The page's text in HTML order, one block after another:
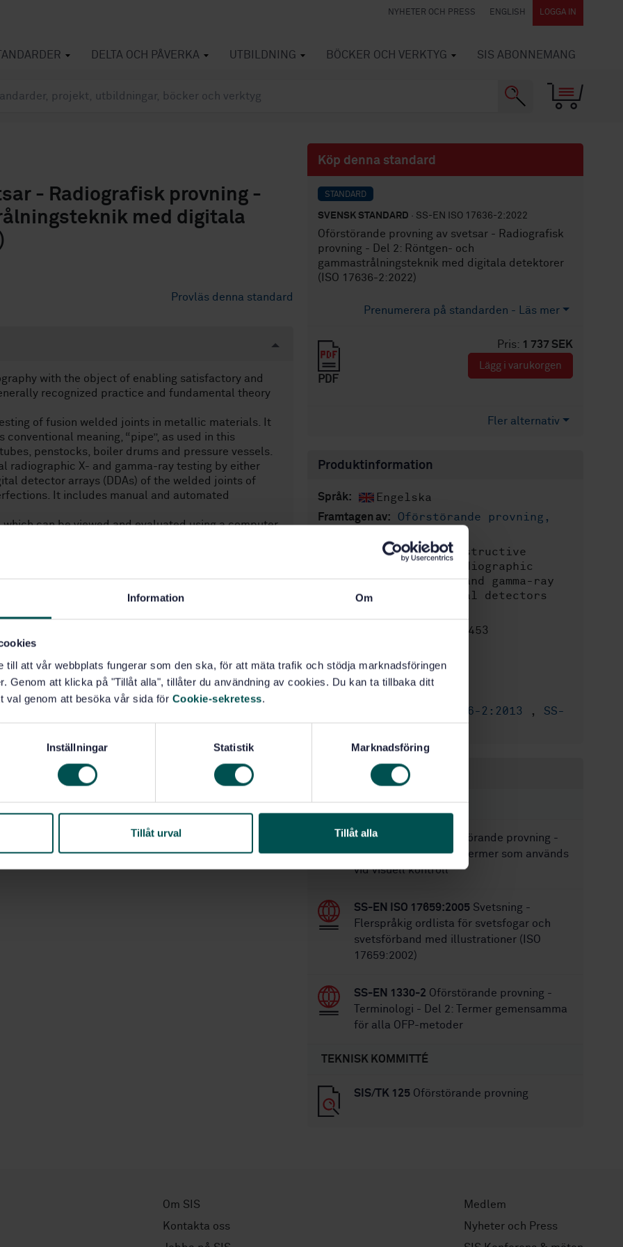
Information Om
till att vår webbplats fungerar som den ska, för att mäta trafik och stödja marknadsföringen
Genom att klicka på "Tillåt alla", tillåter du användning av cookies. Du kan ta tillbaka ditt
val genom att besöka vår sida för Cookie-sekretess.
Inställningar Statistik Marknadsföring
Tillåt urval Tillåt alla
NYHETER OCH PRESS ENGLISH LOGGA IN
DELTA OCH PÅVERKA UTBILDNING BÖCKER OCH VERKTYG SIS ABONNEMANG
- Radiografisk provning -
med digitala
Provläs denna standard
with the object of enabling satisfactory and
recognized practice and fundamental theory
of fusion welded joints in metallic materials. It
meaning, “pipe”, as used in this
penstocks, boiler drums and pressure vessels.
radiographic X- and gamma-ray testing by either
detector arrays (DDAs) of the welded joints of
It includes manual and automated
can be viewed and evaluated using a computer
procedure for detector selection and radiographic
and viewing conditions are important, but are
in this document provides the minimum
exposure and acquisition of digital radiographs with
as film radiography (specified in ISO 17636-1).
any of the indications found on the digital
levels for weld inspection.
that the quality achieved will be significantly
(25.160.40)
Köp denna standard
STANDARD
SVENSK STANDARD · SS-EN ISO 17636-2:2022
Oförstörande provning av svetsar - Radiografisk
provning - Del 2: Röntgen- och
gammastrålningsteknik med digitala detektorer
(ISO 17636-2:2022)
Prenumerera på standarden - Läs mer
Pris: 1 737 SEK
PDF
Lägg i varukorgen
Fler alternativ
Produktinformation
Språk: Engelska
Framtagen av:
Oförstörande provning,
Internationell titel:Non-destructive
testing of welds - Radiographic
testing - Part 2: X- and gamma-ray
techniques with digital detectors
STD-80038453
Fastställd:2022-10-10
SS-EN ISO 17636-2:2013 , SS-
EN ISO 17636-2:2013
Inom samma område
STANDARDER
SS-EN 1330-10
Oförstörande provning -
Terminologi - Del 10: Termer som används
vid visuell kontroll
SS-EN ISO 17659:2005 Svetsning -
Flerspråkig ordlista för svetsfogar och
svetsförband med illustrationer (ISO
17659:2002)
SS-EN 1330-2 Oförstörande provning -
Terminologi - Del 2: Termer gemensamma
för alla OFP-metoder
TEKNISK KOMMITTÉ
SIS/TK 125 Oförstörande provning
Om SIS
Kontakta oss
Medlem
Nyheter och Press